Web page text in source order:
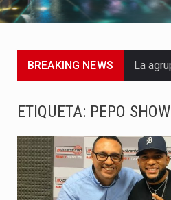
BREAKING NEWS
ETIQUETA: PEPO SHOW